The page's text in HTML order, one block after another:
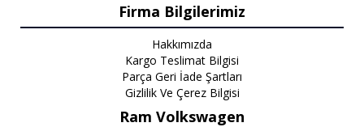
Firma Bilgilerimiz
Hakkımızda
Kargo Teslimat Bilgisi
Parça Geri İade Şartları
Gizlilik Ve Çerez Bilgisi
Ram Volkswagen